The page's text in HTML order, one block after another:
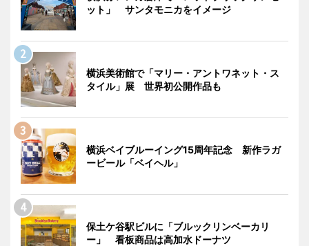
ット」 サンタモニカをイメージ
横浜美術館で「マリー・アントワネット・ス
タイル」展 世界初公開作品も
横浜ベイブルーイング15周年記念 新作ラガ
ービール「ベイヘル」
保土ケ谷駅ビルに「ブルックリンベーカリ
ー」 看板商品は高加水ドーナツ